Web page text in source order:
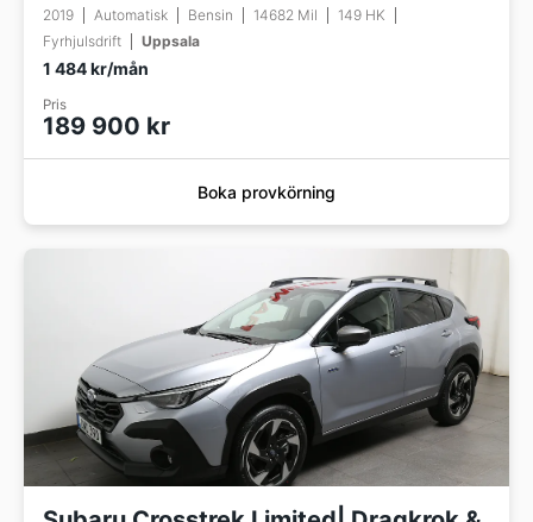
2019 Automatisk Bensin 14682 Mil
149 HK
Fyrhjulsdrift
Uppsala
1 484 kr/mån
Pris
189 900 kr
Boka provkörning